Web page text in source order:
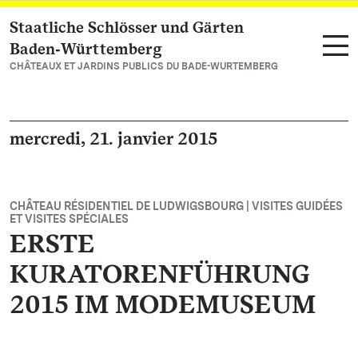
Vers la page d’accueil
Staatliche Schlösser und Gärten
Baden‑Württemberg
CHÂTEAUX ET JARDINS PUBLICS DU BADE-WURTEMBERG
mercredi, 21. janvier 2015
CHÂTEAU RÉSIDENTIEL DE LUDWIGSBOURG | VISITES GUIDÉES
ET VISITES SPÉCIALES
ERSTE
KURATORENFÜHRUNG
2015 IM MODEMUSEUM